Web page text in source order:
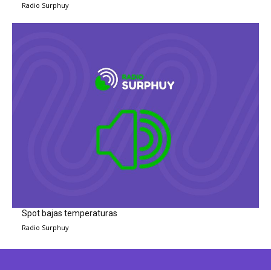
Radio Surphuy
Spot bajas temperaturas
Radio Surphuy